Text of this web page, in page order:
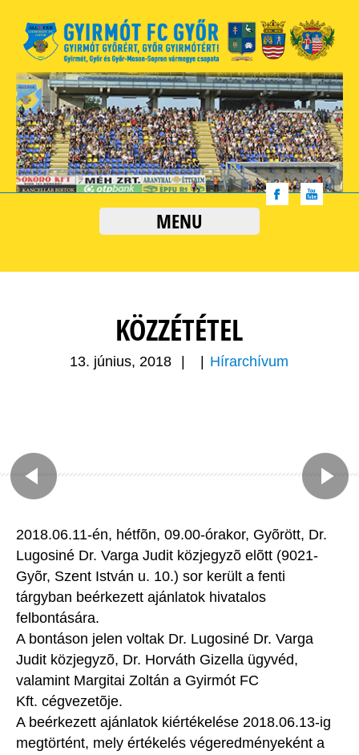
MENU
KÖZZÉTÉTEL
13. június, 2018 Hírarchívum
2018.06.11-én, hétfõn, 09.00-órakor, Gyõrött, Dr.
Lugosiné Dr. Varga Judit közjegyzõ elõtt (9021-
Gyõr, Szent István u. 10.) sor került a fenti
tárgyban beérkezett ajánlatok hivatalos
felbontására.
A bontáson jelen voltak Dr. Lugosiné Dr. Varga
Judit közjegyzõ, Dr. Horváth Gizella ügyvéd,
valamint Margitai Zoltán a Gyirmót FC
Kft. cégvezetõje.
A beérkezett ajánlatok kiértékelése 2018.06.13-ig
megtörtént, mely értékelés végeredményeként a